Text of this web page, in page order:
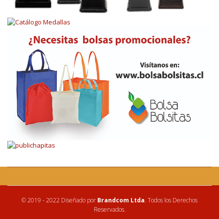
© 2019 - 2022 Diseñado por Brandcom Ltda. Todos los Derechos
Reservados.